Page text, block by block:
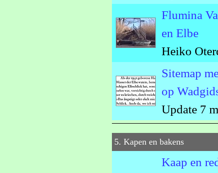
Flumina
en Elbe
Heiko
Sitemap
op
Update 7
5. Kapen en bakens
Kaap en